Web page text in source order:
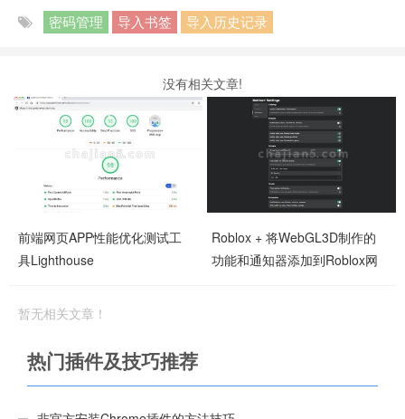
密码管理 导入书签 导入历史记录
没有相关文章!
前端网页APP性能优化测试工
具Lighthouse
Roblox + 将WebGL3D制作的
功能和通知器添加到Roblox网
暂无相关文章！
热门插件及技巧推荐